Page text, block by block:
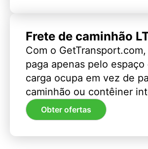
Frete de caminhão
Com o
paga apenas pelo espaço
carga ocupa em vez de
caminhão ou contêiner
Obter ofertas